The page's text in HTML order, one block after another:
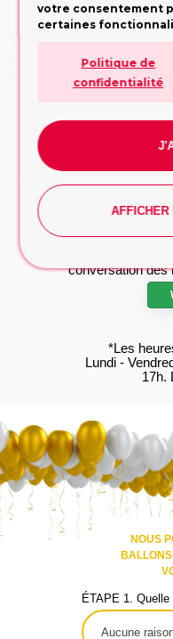
*Les
Lundi -
17h.
conseillerons sur
Trop occupé
contacts,
conversation dès
NOUS
ÉTAPE 1.
votre consentement
certaines
Politique de
confidentialité
AFFICHER